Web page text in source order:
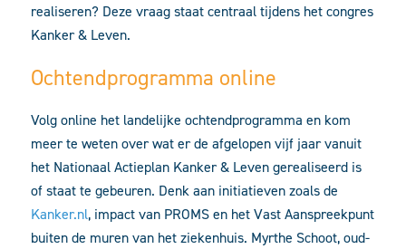
realiseren? Deze vraag staat centraal tijdens het congres
Kanker & Leven.
Ochtendprogramma online
Volg online het landelijke ochtendprogramma en kom
meer te weten over wat er de afgelopen vijf jaar vanuit
het Nationaal Actieplan Kanker & Leven gerealiseerd is
of staat te gebeuren. Denk aan initiatieven zoals de
Kanker.nl, impact van PROMS en het Vast Aanspreekpunt
buiten de muren van het ziekenhuis. Myrthe Schoot, oud-